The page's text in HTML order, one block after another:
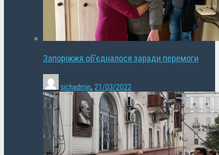
Запоріжжя об’єдналося заради перемоги
sichadmin, 21/03/2022